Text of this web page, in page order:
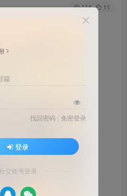
114 11
箱
找回密码 | 免密登录
登录
社交账号登录